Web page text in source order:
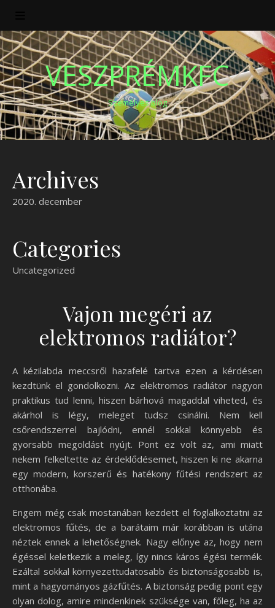
VESZPRÉMKFC
Személyes blog
Archives
2020. december
Categories
Uncategorized
Vajon megéri az
elektromos radiátor?
A kézilabda meccsről hazafelé tartva ezen a kérdésen
kezdtünk el gondolkozni. Az elektromos radiátor nagyon
praktikus tud lenni, hiszen bárhová magaddal viheted, és
akárhol is légy, meleget tudsz csinálni. Nem kell
csőrendszerrel bajlódni, ennél sokkal könnyebb és
gyorsabb megoldást nyújt. Pont ez volt az, ami miatt
nekem felkeltette az érdeklődésemet, hiszen ki ne akarna
egy modern, korszerű és hatékony fűtési rendszert az
otthonába.
Engem még csak mostanában kezdett el foglalkoztatni az
elektromos fűtés, de a barátaim már korábban is utána
néztek ennek a lehetőségnek. Nagy előnye az, hogy nem
égéssel keletkezik a meleg, így nincs káros égési termék.
Ezáltal sokkal környezettudatosabb és biztonságosabb is,
mint a hagyományos gázfűtés. A biztonság pedig pont egy
olyan dolog, amire mindenkinek szüksége van, főleg, ha az